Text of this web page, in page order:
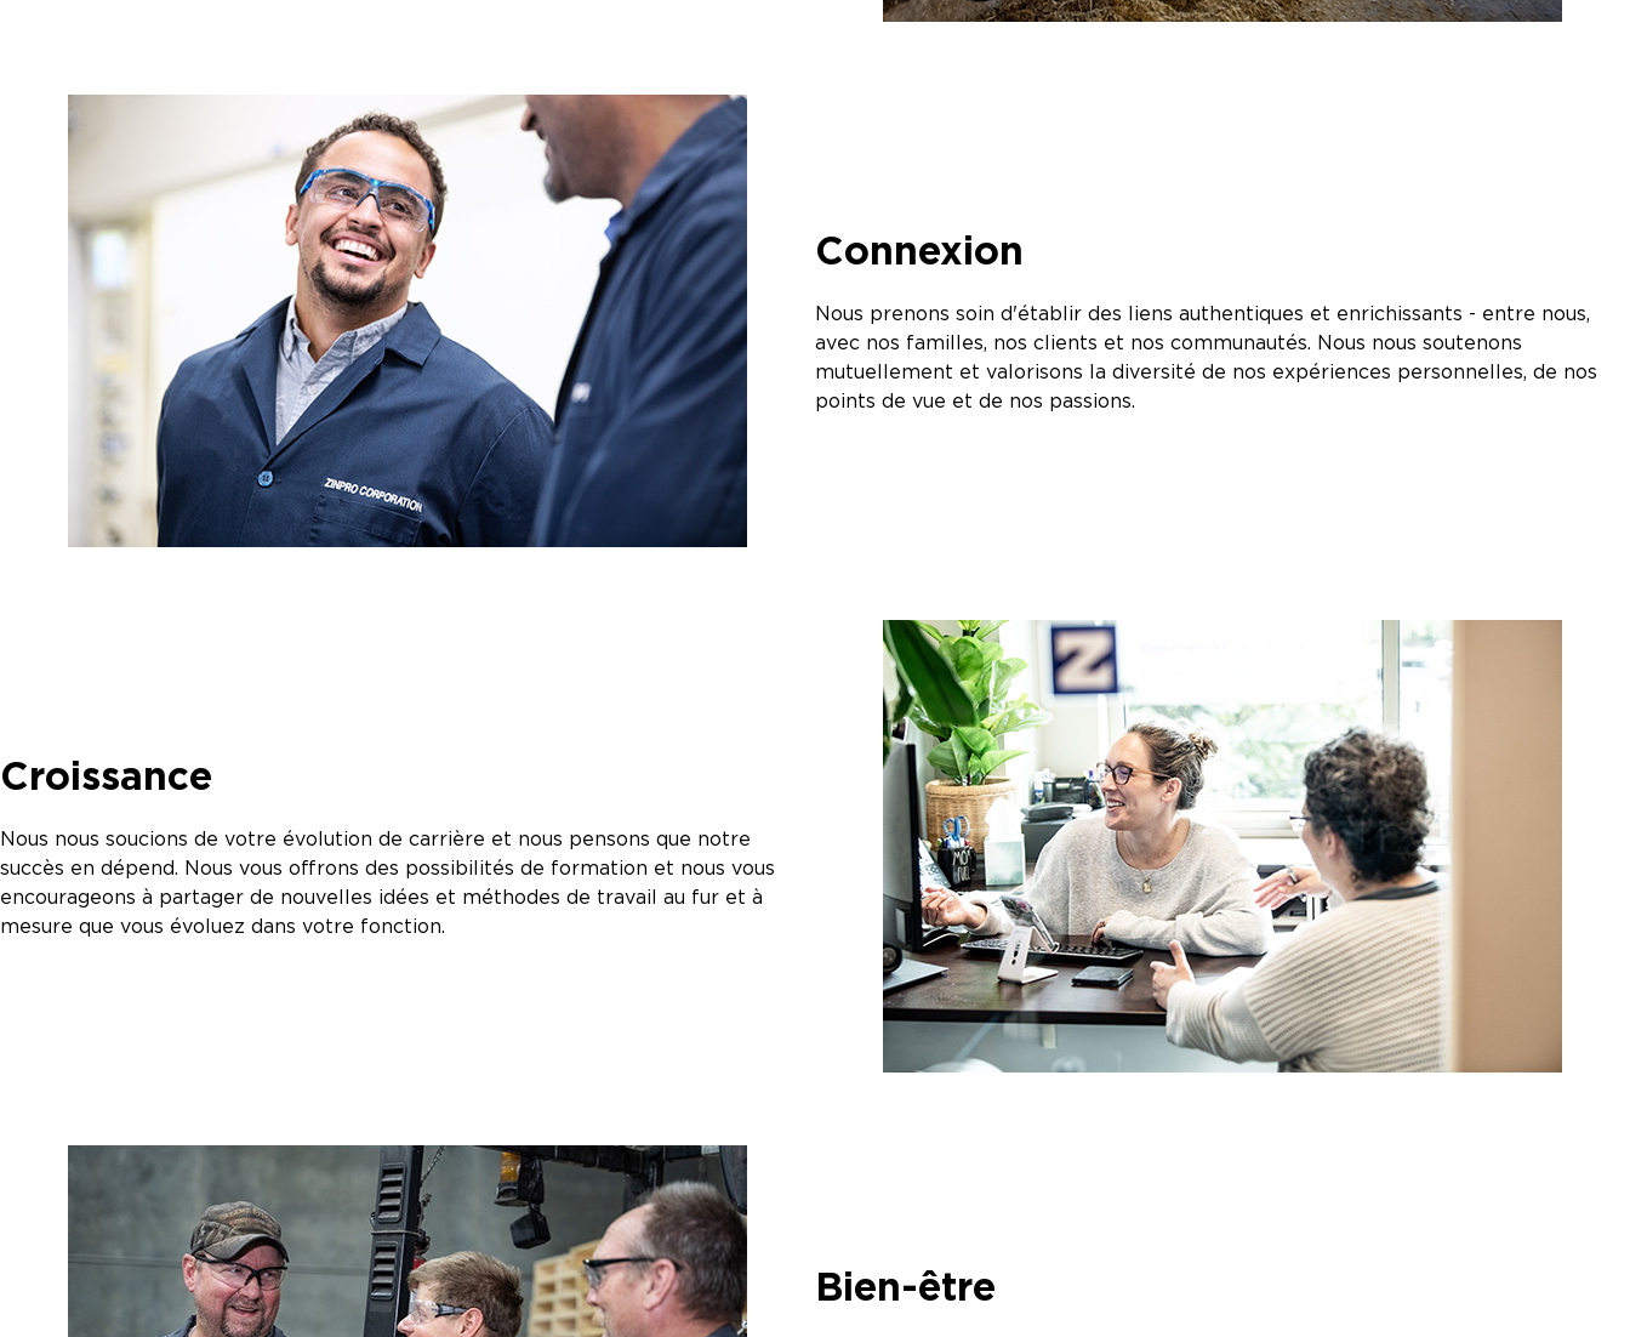
Connexion
Nous prenons soin d'établir des liens authentiques et enrichissants - entre nous,
avec nos familles, nos clients et nos communautés. Nous nous soutenons
mutuellement et valorisons la diversité de nos expériences personnelles, de nos
points de vue et de nos passions.
Croissance
Nous nous soucions de votre évolution de carrière et nous pensons que notre
succès en dépend. Nous vous offrons des possibilités de formation et nous vous
encourageons à partager de nouvelles idées et méthodes de travail au fur et à
mesure que vous évoluez dans votre fonction.
Bien-être